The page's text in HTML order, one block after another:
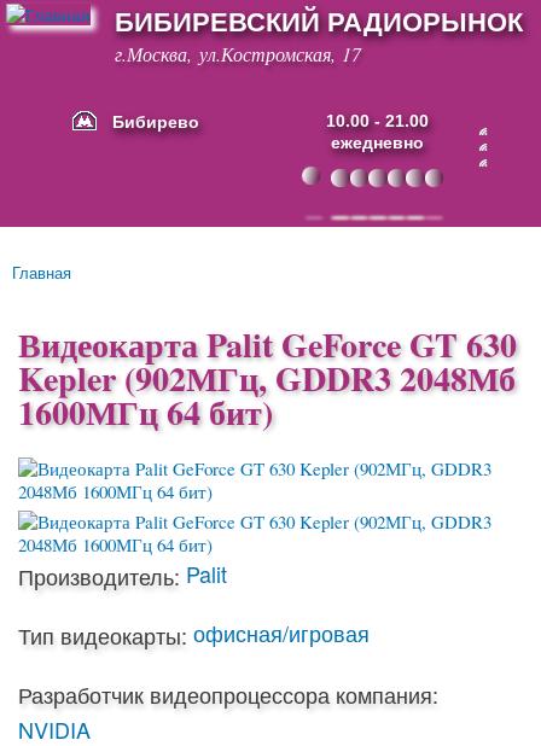
Перейти к
основному
содержанию
БИБИРЕВСКИЙ РАДИОРЫНОК
г.Москва, ул.Костромская, 17
Бибирево
10.00 - 21.00
ежедневно
Основные ссылки
Вы здесь
Главная
Видеокарта Palit GeForce GT 630
Kepler (902МГц, GDDR3 2048Мб
1600МГц 64 бит)
Производитель: Palit
Тип видеокарты: офисная/игровая
Разработчик видеопроцессора компания:
NVIDIA